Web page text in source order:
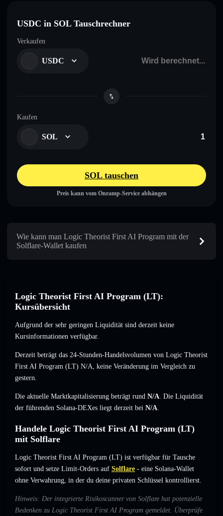
USDC in SOL Tauschrechner
Verkaufen
USDC
Kaufen
SOL
SOL tauschen
Preis kann vom Onramp-Service abhängen
Wie kann man Logic Theorist First AI Program mit der
Solflare-Wallet kaufen
Logic Theorist First AI Program (LT):
Kursübersicht
Aufgrund der sehr geringen Liquidität sind derzeit keine
Kursinformationen verfügbar.
Derzeit beträgt das 24-Stunden-Handelsvolumen von Logic Theorist
First AI Program (LT) N/A, keine Veränderung im Vergleich zu
gestern.
Die aktuelle Marktkapitalisierung beträgt rund N/A. Die Liquidität
der führenden Solana-DEXes liegt derzeit bei N/A.
Handele Logic Theorist First AI Program (LT)
mit Solflare
Logic Theorist First AI Program (LT) ist verfügbar für Tausche
sofort und setze Limit-Orders auf Solflare - eine Solana-Wallet
ohne Verwahrung, in der du deine privaten Schlüssel kontrollierst.
Hinweis: Der integrierte Risikoscanner von Solflare hat potenzielle
Bedenken zu Logic Theorist First AI Program gemeldet. Überprüfe